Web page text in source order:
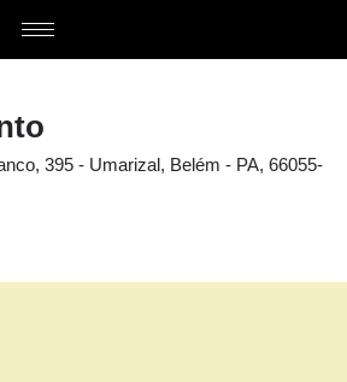
395 - Umarizal, Belém - PA, 66055-